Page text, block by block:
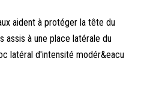
aident à protéger la tête du
assis à une place latérale du
latéral d'intensité modér&eacu